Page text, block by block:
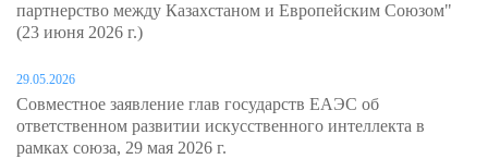
партнерство между Казахстаном и Европейским Союзом"
(23 июня 2026 г.)
29.05.2026
Совместное заявление глав государств ЕАЭС об
ответственном развитии искусственного интеллекта в
рамках союза, 29 мая 2026 г.